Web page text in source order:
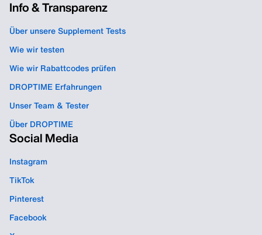
Info & Transparenz
Über unsere Supplement Tests
Wie wir testen
Wie wir Rabattcodes prüfen
DROPTIME Erfahrungen
Unser Team & Tester
Über DROPTIME
Social Media
Instagram
TikTok
Pinterest
Facebook